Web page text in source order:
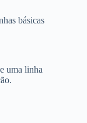
básicas
uma linha